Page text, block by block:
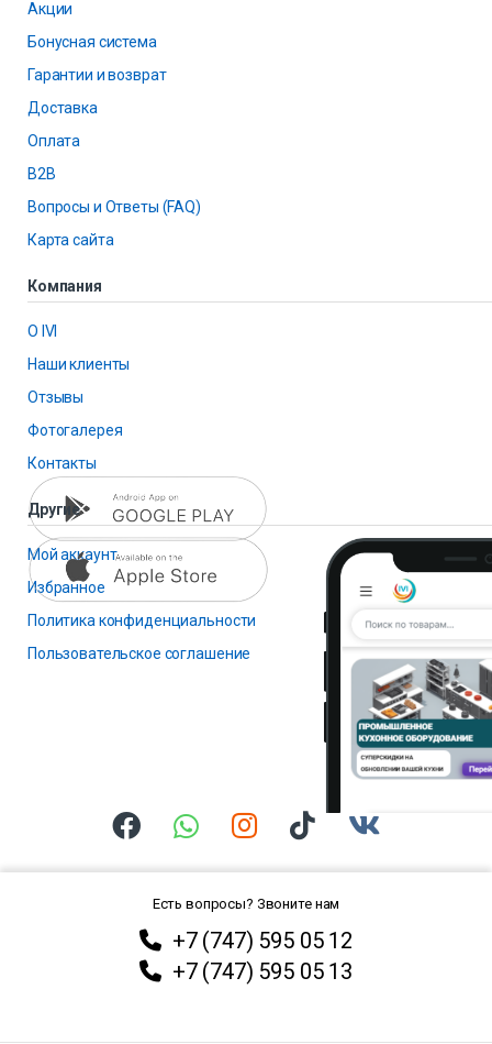
Акции
Бонусная система
Гарантии и возврат
Доставка
Оплата
B2B
Вопросы и Ответы (FAQ)
Карта сайта
Компания
О IVI
Наши клиенты
Отзывы
Фотогалерея
Контакты
Другие
Мой аккаунт
Избранное
Политика конфиденциальности
Пользовательское соглашение
Есть вопросы? Звоните нам
+7 (747) 595 05 12
+7 (747) 595 05 13